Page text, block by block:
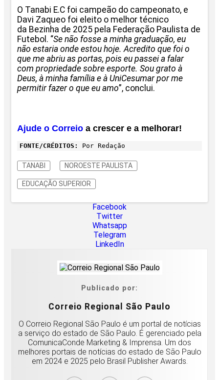
O Tanabi E.C foi campeão do campeonato, e
Davi Zaqueo foi eleito o melhor técnico
da Bezinha de 2025 pela Federação Paulista de
Futebol. “Se não fosse a minha graduação, eu
não estaria onde estou hoje. Acredito que foi o
que me abriu as portas, pois eu passei a falar
com propriedade sobre esporte. Sou grato à
Deus, à minha família e à UniCesumar por me
permitir fazer o que eu amo”, conclui.
Ajude o Correio a crescer e a melhorar!
FONTE/CRÉDITOS: Por Redação
TANABI NOROESTE PAULISTA
EDUCAÇÃO SUPERIOR
Facebook
Twitter
Whatsapp
Telegram
LinkedIn
Publicado por:
Correio Regional São Paulo
O Correio Regional São Paulo é um portal de notícias
a serviço do estado de São Paulo. É gerenciado pela
ComunicaConde Marketing & Imprensa. Um dos
melhores portais de notícias do estado de São Paulo
em 2024 e 2025 pelo Brasil Publisher Awards.